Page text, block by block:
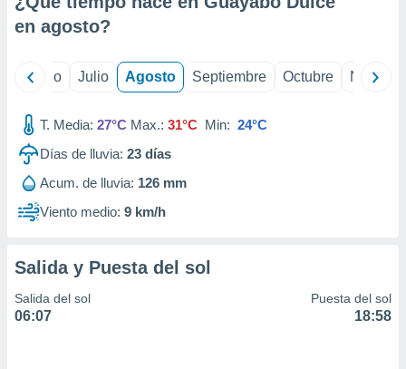
e
publicidad
publicidad
de
en agosto?
Junio Julio Agosto Septiembre Octubre
T. Media: 27°C Max.: 31°C Min: 24°C
Días de lluvia: 23 días
Acum. de lluvia: 126 mm
Viento medio: 9 km/h
Salida y Puesta del sol
Salida del sol
06:07
Puesta del sol
18:58